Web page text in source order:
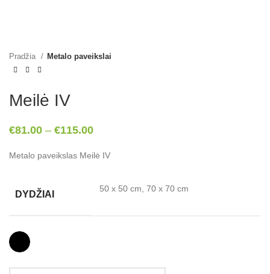
Pradžia Metalo paveikslai
Meilė IV
€81.00 – €115.00
Metalo paveikslas Meilė IV
DYDŽIAI
50 x 50 cm, 70 x 70 cm